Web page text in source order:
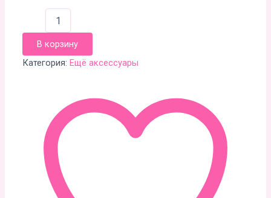
В корзину
Категория:Ещё аксессуары